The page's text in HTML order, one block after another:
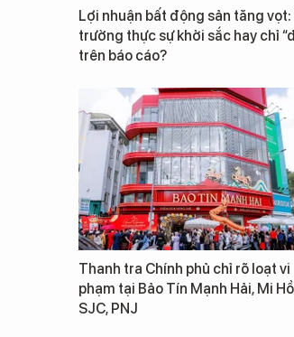
Lợi nhuận bất động sản tăng vọt:
trường thực sự khởi sắc hay chỉ
trên báo cáo?
Thanh tra Chính phủ chỉ rõ loạt vi
phạm tại Bảo Tín Mạnh Hải, Mi
SJC, PNJ